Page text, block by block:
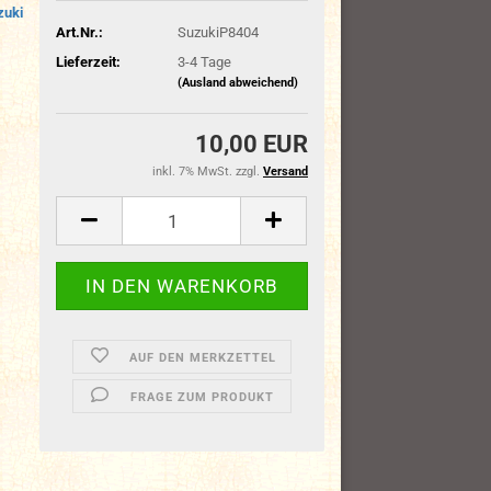
Art.Nr.:
SuzukiP8404
Lieferzeit:
3-4 Tage
(Ausland abweichend)
10,00 EUR
inkl. 7% MwSt. zzgl. Versand
AUF DEN MERKZETTEL
FRAGE ZUM PRODUKT